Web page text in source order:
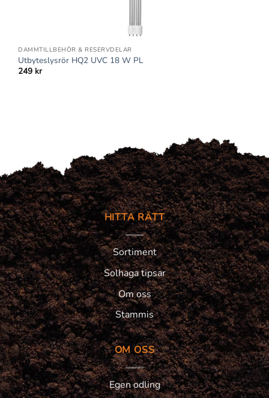
DAMMTILLBEHÖR & RESERVDELAR
Utbyteslysrör HQ2 UVC 18 W PL
249 kr
HITTA RÄTT
Sortiment
Solhaga tipsar
Om oss
Stammis
OM OSS
Egen odling